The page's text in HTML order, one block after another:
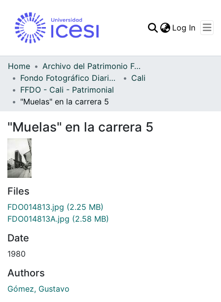
Statistics
Log In
Home
Archivo del Patrimonio Fotográfico y Fílmico del Valle del Cauca
Fondo Fotográfico Diario Occidente
Cali
FFDO - Cali - Patrimonial
"Muelas" en la carrera 5
"Muelas" en la carrera 5
Files
FDO014813.jpg (2.25 MB)
FDO014813A.jpg (2.58 MB)
Date
1980
Authors
Gómez, Gustavo